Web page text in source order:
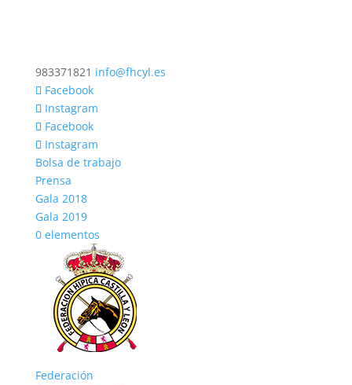
983371821 info@fhcyl.es
Facebook
Instagram
Facebook
Instagram
Bolsa de trabajo
Prensa
Gala 2018
Gala 2019
0 elementos
Federación